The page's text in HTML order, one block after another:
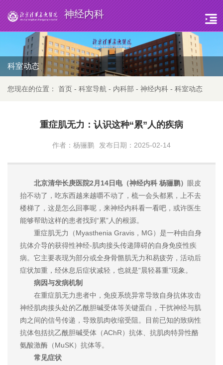
神经内科
科室动态
您现在的位置： 首页 - 科室导航 - 内科部 - 神经内科 - 科室动态
重症肌无力：认识这种“累”人的疾病
作者：杨骊鹏 发布日期：2025-02-14
北京清华长庚医院2月14日电（神经内科 杨骊鹏） 眼皮
抬不动了，吃东西越来越嚼不动了，梳一会头都累，上不去
楼梯了，这是怎么回事呢，来神经内科看一看吧，或许医生
能够帮助这样的患者找到“累”人的根源。
重症肌无力（Myasthenia Gravis，MG）是一种由自身
抗体介导的获得性神经-肌肉接头传递障碍的自身免疫性疾
病。它主要表现为部分或全身骨骼肌无力和易疲劳，活动后
症状加重，经休息后症状减轻，也就是“晨轻暮重”现象。
病因与发病机制
在重症肌无力患者中，免疫系统异常导致自身抗体攻击
神经肌肉接头处的乙酰胆碱受体等关键蛋白，干扰神经与肌
肉之间的信号传递，导致肌肉收缩受阻。目前已知的致病性
抗体包括抗乙酰胆碱受体（AChR）抗体、抗肌肉特异性酪
氨酸激酶（MuSK）抗体等。
常见症状